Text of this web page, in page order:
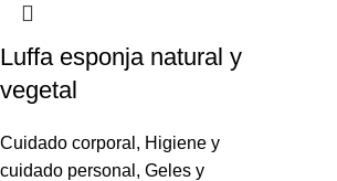
Luffa esponja natural y
vegetal
Cuidado corporal , Higiene y
cuidado personal , Geles y